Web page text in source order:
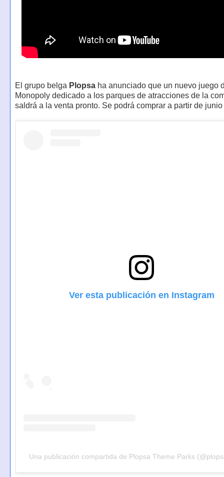
El grupo belga Plopsaha anunciado que un nuevo juego
Monopoly dedicado a los parques de atracciones de la
saldrá a la venta pronto. Se podrá comprar a partir de
Ver esta publicación en Instagram
Una publicación compartida de Plopsa Theme Parks